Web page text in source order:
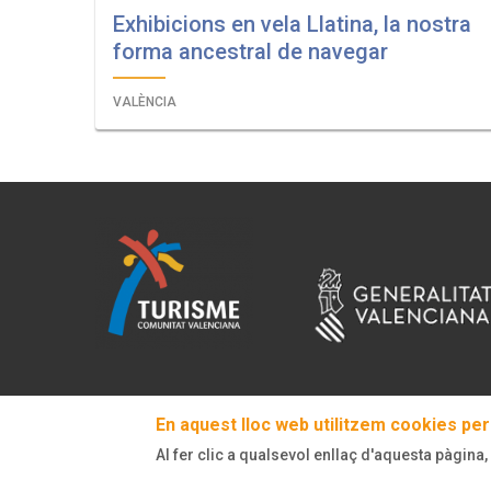
Exhibicions en vela Llatina, la nostra
forma ancestral de navegar
VALÈNCIA
© Turisme Comunitat Valenciana. Tots els drets reservats.
En aquest lloc web utilitzem cookies
Al fer clic a qualsevol enllaç d'aquesta